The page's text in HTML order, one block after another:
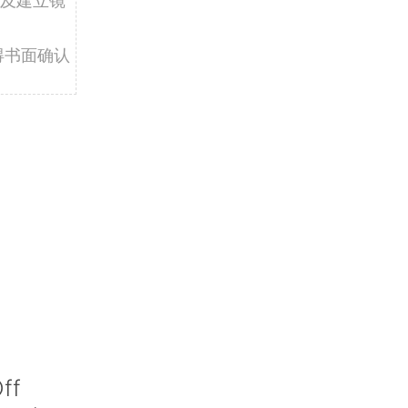
书面确认